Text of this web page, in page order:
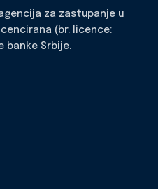
agencija za zastupanje u
(br. licence:
banke Srbije.